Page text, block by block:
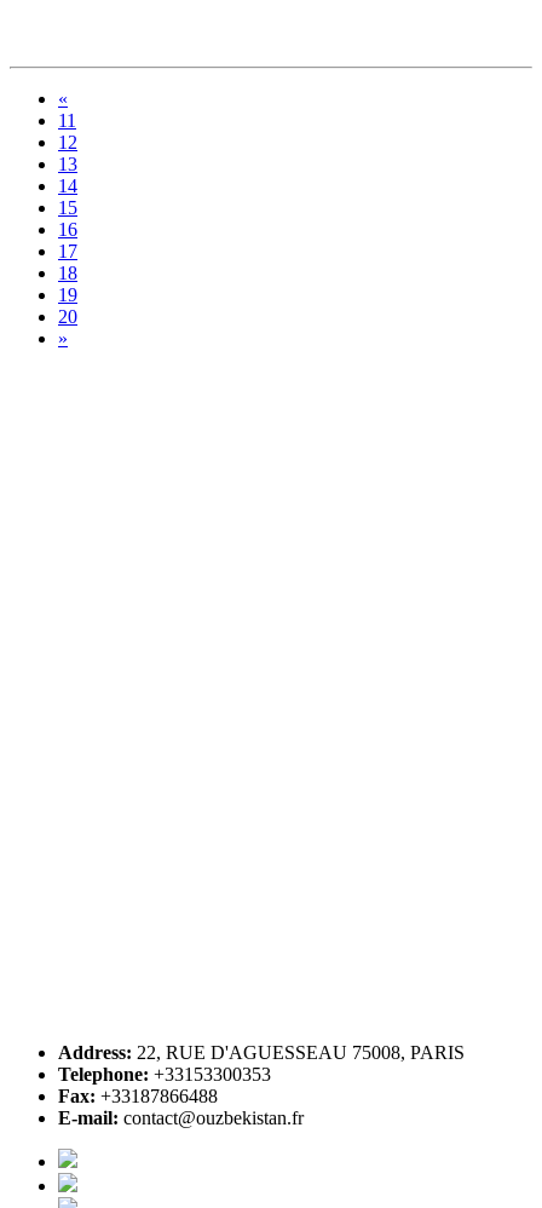
«
11
12
13
14
15
16
17
18
19
20
»
Address: 22, RUE D'AGUESSEAU 75008, PARIS
Telephone: +33153300353
Fax: +33187866488
E-mail: contact@ouzbekistan.fr